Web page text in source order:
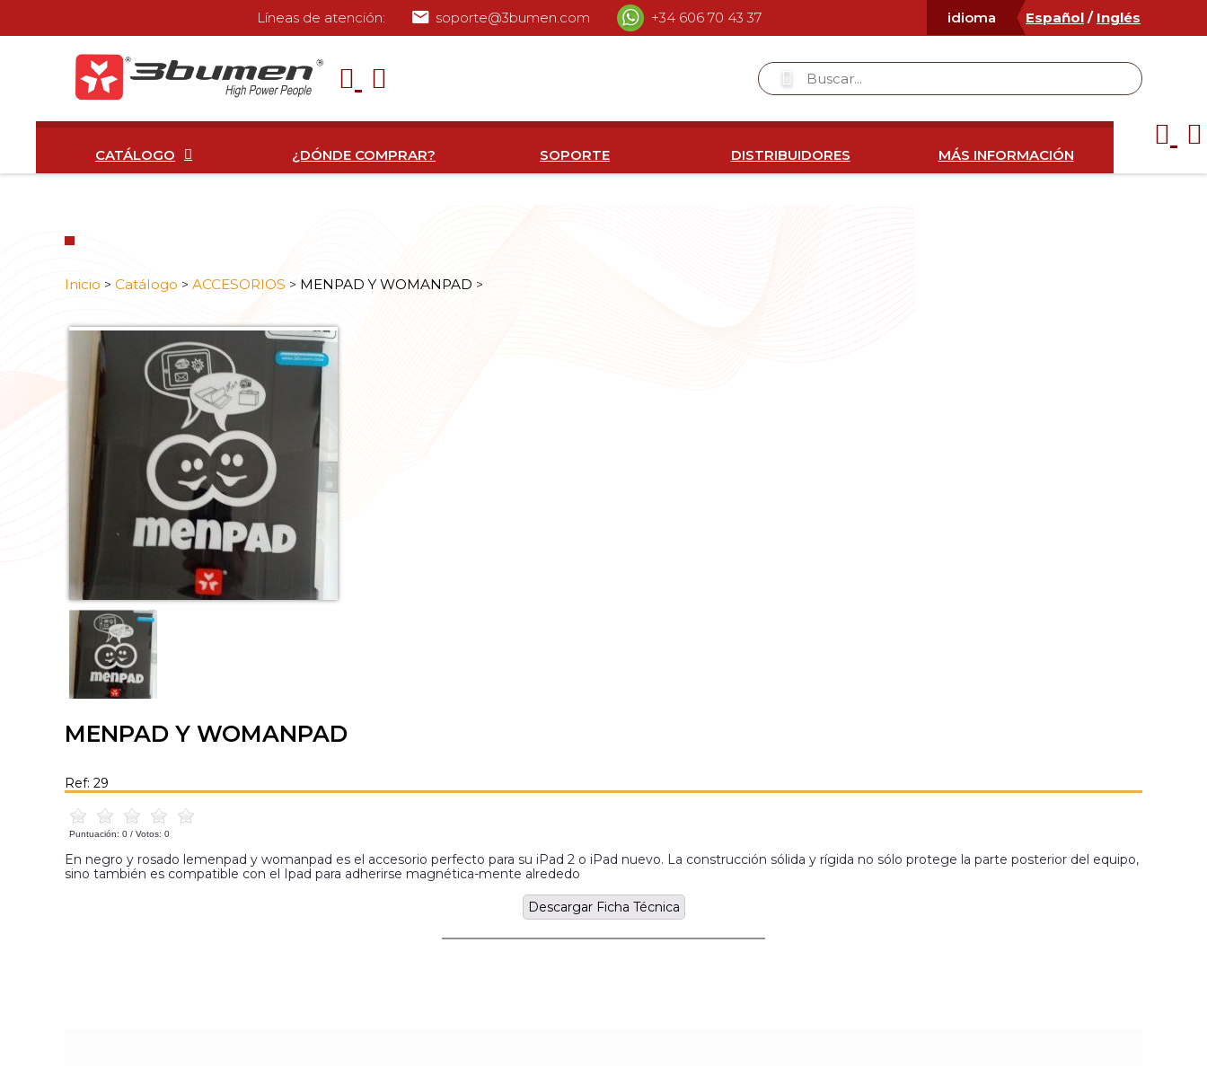
Líneas de atención: soporte@3bumen.com +34 606 70 43 37 idioma Español / Inglés
CATÁLOGO ¿DÓNDE COMPRAR? SOPORTE DISTRIBUIDORES MÁS INFORMACIÓN
Inicio > Catálogo > ACCESORIOS > MENPAD Y WOMANPAD >
MENPAD Y WOMANPAD
Ref: 29
Puntuación: 0 / Votos: 0
En negro y rosado lemenpad y womanpad es el accesorio perfecto para su iPad 2 o iPad nuevo. La construcción sólida y rígida no sólo protege la parte posterior del equipo,
sino también es compatible con el Ipad para adherirse magnética-mente alrededo
Descargar Ficha Técnica